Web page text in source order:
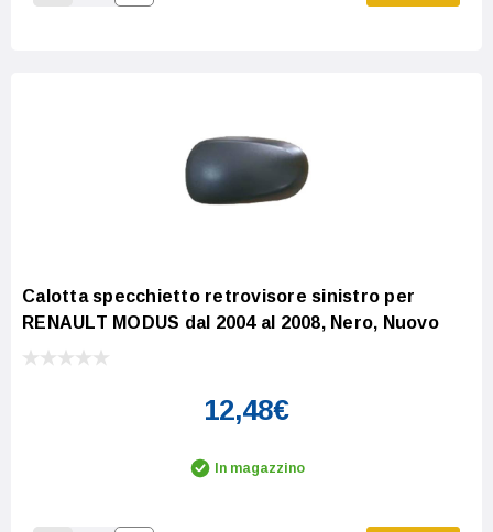
Decrease Quantity:
Increase Quantity:
Calotta specchietto retrovisore sinistro per
RENAULT MODUS dal 2004 al 2008, Nero, Nuovo
12,48€
In magazzino